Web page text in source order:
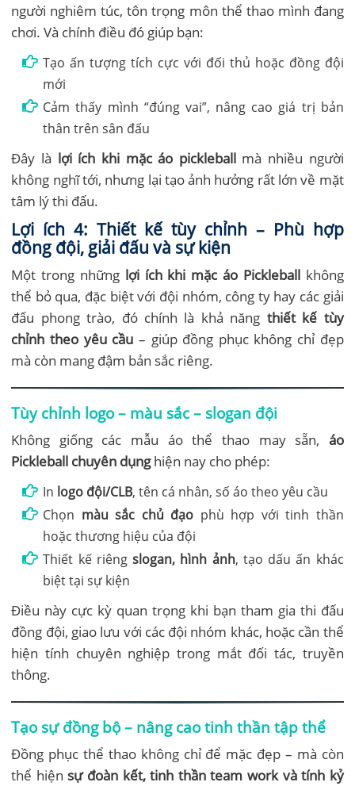
người nghiêm túc, tôn trọng môn thể thao mình đang
chơi. Và chính điều đó giúp bạn:
Tạo ấn tượng tích cực với đối thủ hoặc đồng đội
mới
Cảm thấy mình “đúng vai”, nâng cao giá trị bản
thân trên sân đấu
Đây là lợi ích khi mặc áo pickleballmà nhiều người
không nghĩ tới, nhưng lại tạo ảnh hưởng rất lớn về mặt
tâm lý thi đấu.
Lợi ích 4: Thiết kế tùy chỉnh – Phù hợp
đồng đội, giải đấu và sự kiện
Một trong những lợi ích khi mặc áo Pickleballkhông
thể bỏ qua, đặc biệt với đội nhóm, công ty hay các giải
đấu phong trào, đó chính là khả năng thiết kế tùy
chỉnh theo yêu cầu – giúp đồng phục không chỉ đẹp
mà còn mang đậm bản sắc riêng.
Tùy chỉnh logo – màu sắc – slogan đội
Không giống các mẫu áo thể thao may sẵn, áo
Pickleball chuyên dụnghiện nay cho phép:
In logo đội/CLB, tên cá nhân, số áo theo yêu cầu
Chọn màu sắc chủ đạo phù hợp với tinh thần
hoặc thương hiệu của đội
Thiết kế riêngslogan, hình ảnh, tạo dấu ấn khác
biệt tại sự kiện
Điều này cực kỳ quan trọng khi bạn tham gia thi đấu
đồng đội, giao lưu với các đội nhóm khác, hoặc cần thể
hiện tính chuyên nghiệp trong mắt đối tác, truyền
thông.
Tạo sự đồng bộ – nâng cao tinh thần tập thể
Đồng phục thể thao không chỉ để mặc đẹp – mà còn
thể hiện sự đoàn kết, tinh thần team work và tính kỷ